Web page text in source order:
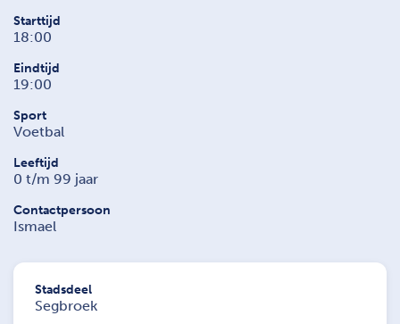
Starttijd
18:00
Eindtijd
19:00
Sport
Voetbal
Leeftijd
0 t/m 99 jaar
Contactpersoon
Ismael
Stadsdeel
Segbroek